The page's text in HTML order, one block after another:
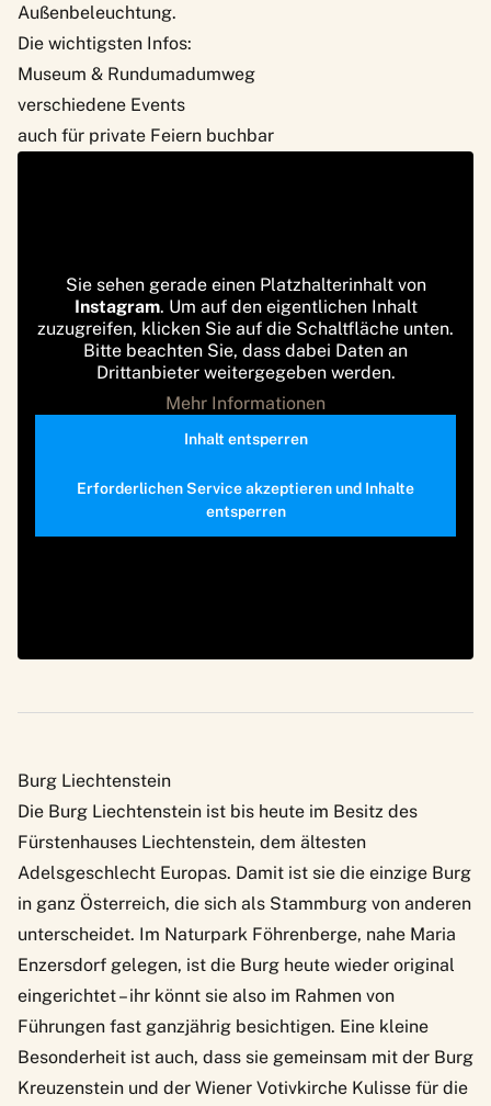
Außenbeleuchtung.
Die wichtigsten Infos:
Museum & Rundumadumweg
verschiedene Events
auch für private Feiern buchbar
Sie sehen gerade einen Platzhalterinhalt von
Instagram. Um auf den eigentlichen Inhalt
zuzugreifen, klicken Sie auf die Schaltfläche unten.
Bitte beachten Sie, dass dabei Daten an
Drittanbieter weitergegeben werden.
Mehr Informationen
Inhalt entsperren
Erforderlichen Service akzeptieren und Inhalte
entsperren
Burg Liechtenstein
Die Burg Liechtenstein ist bis heute im Besitz des
Fürstenhauses Liechtenstein, dem ältesten
Adelsgeschlecht Europas. Damit ist sie die einzige Burg
in ganz Österreich, die sich als Stammburg von anderen
unterscheidet. Im Naturpark Föhrenberge, nahe Maria
Enzersdorf gelegen, ist die Burg heute wieder original
eingerichtet – ihr könnt sie also im Rahmen von
Führungen fast ganzjährig besichtigen. Eine kleine
Besonderheit ist auch, dass sie gemeinsam mit der Burg
Kreuzenstein und der Wiener Votivkirche Kulisse für die